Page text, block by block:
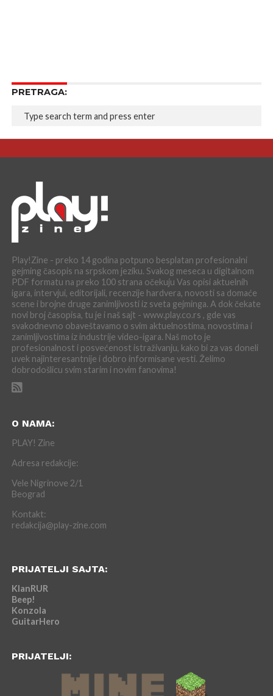
PRETRAGA:
Play!Zine - preko 14 godina potpuno besplatan profesionalni
gejming časopis na srpskom jeziku. Svakog meseca u digitalnom
PDF formatu na preko 100 strana očekuju Vas opisi aktuelnih
igara, intervjui, editorijali, recenzije hardvera, novosti sa domaće
scene i brojne druge zanimljivosti iz sveta gejminga. A dok čekate
novi broj časopisa, tu je i naš sajt - www.play.co.rs , gde vas
svakodnevno obaveštavamo o svim aktuelnostima, novostima i
zanimljivostima iz industrije video-igara. Naš moto je
profesionalnost i posvećenost istraživanju, kako bi za vas doneli
uvek najinteresantnije i dobro informisane vesti. Želimo
dobrodošlicu svim starim i novim fanovima!
O NAMA:
PLAY! Zine
Adresa redakcije:
Vele Nigrinove 2/1
Beograd
Kontakt:
redakcija@play-zine.com
PRIJATELJI SAJTA:
KlanRUR
Beep!
Konzola
GuitarHero
PRIJATELJI: